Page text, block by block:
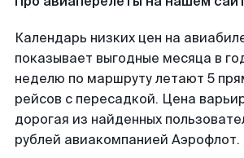
Календарь низких цен на
показывает выгодные месяца в
неделю по маршруту летают 5
рейсов с пересадкой. Цена
дорогая из найденных
рублей авиакомпанией Аэрофлот.